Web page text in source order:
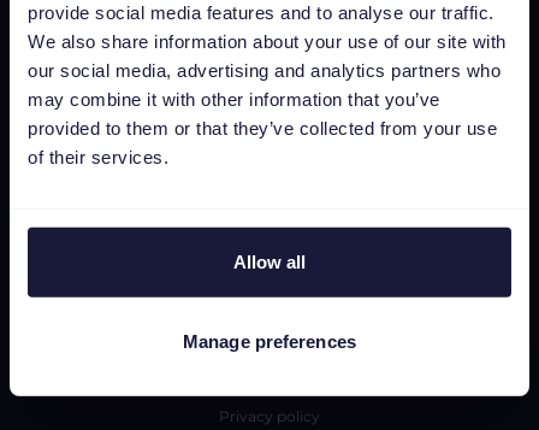
provide social media features and to analyse our traffic.
We also share information about your use of our site with
our social media, advertising and analytics partners who
may combine it with other information that you’ve
provided to them or that they’ve collected from your use
of their services.
Allow all
Manage preferences
Presse
Blog
Newsletter
Tech blog
Success stories
Channable
Statut
Privacy policy